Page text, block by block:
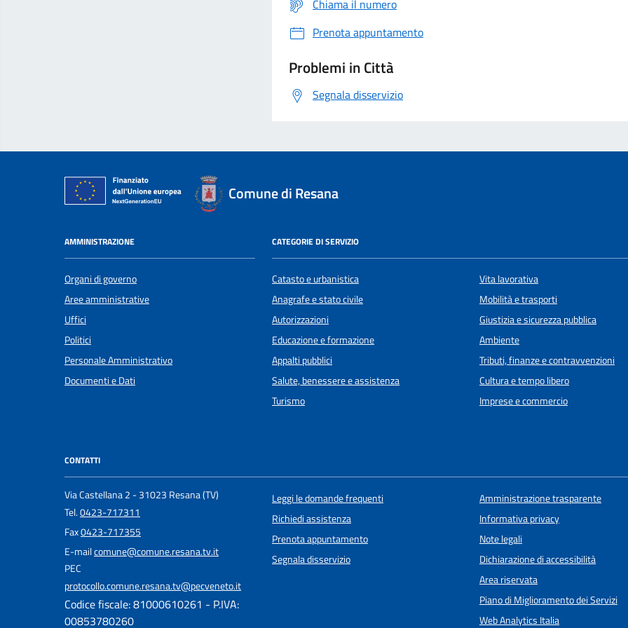
Chiama il numero
Prenota appuntamento
Problemi in Città
Segnala disservizio
Comune di Resana
AMMINISTRAZIONE
Organi di governo
Aree amministrative
Uffici
Politici
Personale Amministrativo
Documenti e Dati
CATEGORIE DI SERVIZIO
Catasto e urbanistica
Anagrafe e stato civile
Autorizzazioni
Educazione e formazione
Appalti pubblici
Salute, benessere e assistenza
Turismo
Vita lavorativa
Mobilità e trasporti
Giustizia e sicurezza pubblica
Ambiente
Tributi, finanze e contravvenzioni
Cultura e tempo libero
Imprese e commercio
CONTATTI
Via Castellana 2 - 31023 Resana (TV)
Tel.0423-717311
Fax0423-717355
E-mailcomune@comune.resana.tv.it
PEC
protocollo.comune.resana.tv@pecveneto.it
Codice fiscale: 81000610261 - P.IVA:
00853780260
Leggi le domande frequenti
Richiedi assistenza
Prenota appuntamento
Segnala disservizio
Amministrazione trasparente
Informativa privacy
Note legali
Dichiarazione di accessibilità
Area riservata
Piano di Miglioramento dei Servizi
Web Analytics Italia